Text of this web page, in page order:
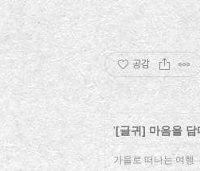
공감
' [글귀] 마음을 담
가을로 떠나는 여행